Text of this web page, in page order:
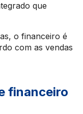
que
o financeiro é
com as vendas
financeiro